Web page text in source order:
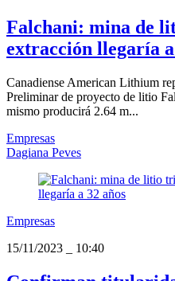
Falchani: mina de
extracción llegaría a
Canadiense American Lithium
Preliminar de proyecto de litio
mismo producirá 2.64 m...
Empresas
Dagiana Peves
Empresas
15/11/2023
10:40